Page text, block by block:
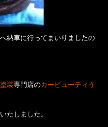
納車に行ってまいりましたの
装専門店のカービューティう
たしました。